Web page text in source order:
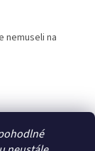
nemuseli na